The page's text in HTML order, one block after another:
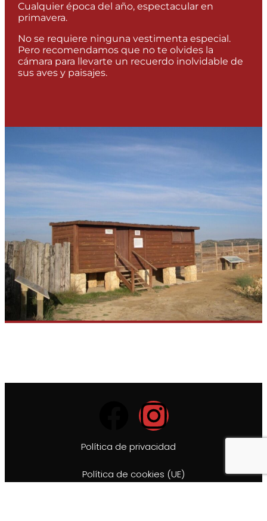
Cualquier época del año, espectacular en
primavera.
No se requiere ninguna vestimenta especial.
Pero recomendamos que no te olvides la
cámara para llevarte un recuerdo inolvidable de
sus aves y paisajes.
Política de privacidad
Política de cookies (UE)